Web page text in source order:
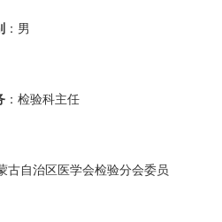
：男
：检验科主任
古自治区医学会检验分会委员